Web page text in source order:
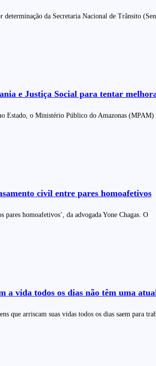
da Secretaria Nacional de Trânsito
e Justiça Social para tentar
Estado, o Ministério Público do Amazonas
civil entre pares homoafetivos
homoafetivos’, da advogada Yone Chagas. O
a vida todos os dias não têm uma
que arriscam suas vidas todos os dias saem para